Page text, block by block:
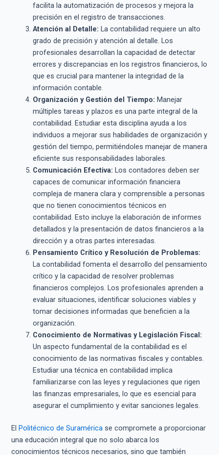
facilita la automatización de procesos y mejora la
precisión en el registro de transacciones.
Atención al Detalle: La contabilidad requiere un alto
grado de precisión y atención al detalle. Los
profesionales desarrollan la capacidad de detectar
errores y discrepancias en los registros financieros, lo
que es crucial para mantener la integridad de la
información contable.
Organización y Gestión del Tiempo: Manejar
múltiples tareas y plazos es una parte integral de la
contabilidad. Estudiar esta disciplina ayuda a los
individuos a mejorar sus habilidades de organización y
gestión del tiempo, permitiéndoles manejar de manera
eficiente sus responsabilidades laborales.
Comunicación Efectiva: Los contadores deben ser
capaces de comunicar información financiera
compleja de manera clara y comprensible a personas
que no tienen conocimientos técnicos en
contabilidad. Esto incluye la elaboración de informes
detallados y la presentación de datos financieros a la
dirección y a otras partes interesadas.
Pensamiento Crítico y Resolución de Problemas:
La contabilidad fomenta el desarrollo del pensamiento
crítico y la capacidad de resolver problemas
financieros complejos. Los profesionales aprenden a
evaluar situaciones, identificar soluciones viables y
tomar decisiones informadas que beneficien a la
organización.
Conocimiento de Normativas y Legislación Fiscal:
Un aspecto fundamental de la contabilidad es el
conocimiento de las normativas fiscales y contables.
Estudiar una técnica en contabilidad implica
familiarizarse con las leyes y regulaciones que rigen
las finanzas empresariales, lo que es esencial para
asegurar el cumplimiento y evitar sanciones legales.
El Politécnico de Suraméricase compromete a proporcionar
una educación integral que no solo abarca los
conocimientos técnicos necesarios, sino que también